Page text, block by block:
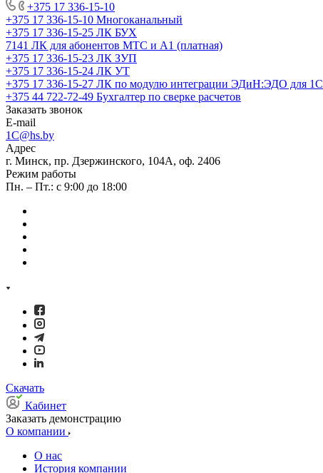
+375 17 336-15-10
+375 17 336-15-10 Многоканальный
+375 17 336-15-25 ЛК БУХ
7141 ЛК для абонентов МТС и А1 (платная)
+375 17 336-15-23 ЛК ЗУП
+375 17 336-15-24 ЛК УТ
+375 17 336-15-27 ЛК по модулю интеграции ЭДиН:ЭДО для 1С
+375 44 722-72-49 Бухгалтер по сверке расчетов
Заказать звонок
E-mail
1C@hs.by
Адрес
г. Минск, пр. Дзержинского, 104А, оф. 2406
Режим работы
Пн. – Пт.: с 9:00 до 18:00
Скачать
Кабинет
Заказать демонстрацию
О компании
О нас
История компании